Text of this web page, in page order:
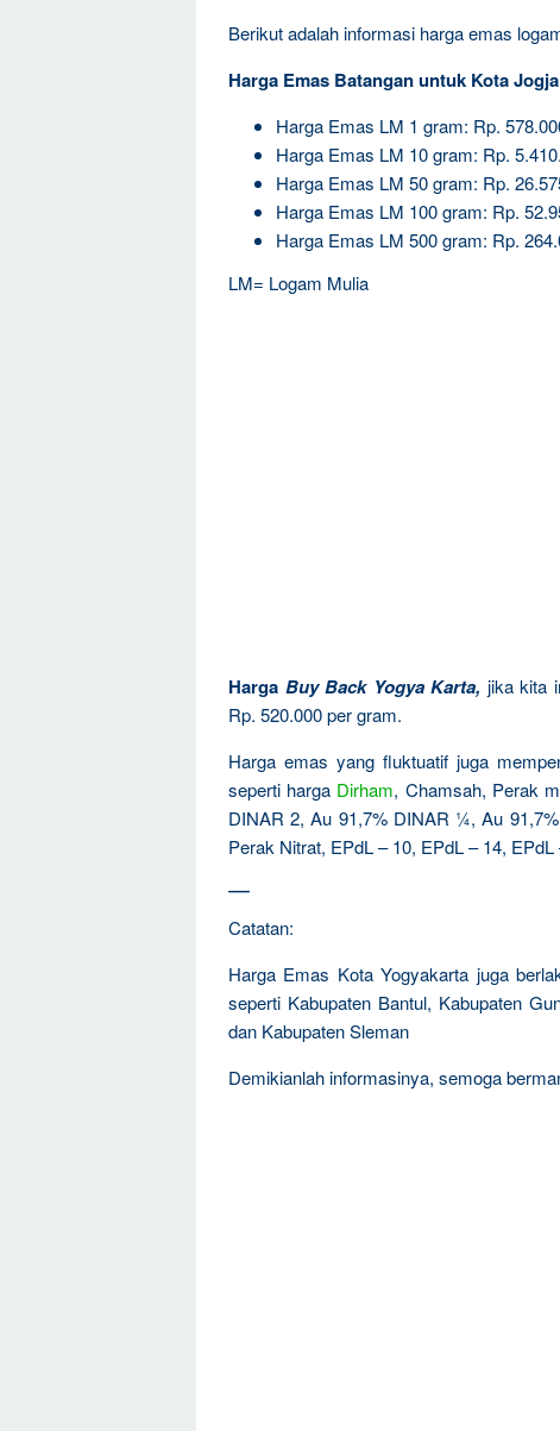
Berikut adalah informasi harga emas
Harga Emas Batangan untuk Kota
Harga Emas LM 1 gram: Rp.
Harga Emas LM 10 gram: Rp.
Harga Emas LM 50 gram: Rp.
Harga Emas LM 100 gram: Rp.
Harga Emas LM 500 gram: Rp.
LM= Logam Mulia
Harga Buy Back Yogya Karta, jika kita
Rp. 520.000 per gram.
Harga emas yang fluktuatif juga
seperti harga Dirham, Chamsah, Perak
DINAR 2, Au 91,7% DINAR ¼, Au
Perak Nitrat, EPdL – 10, EPdL – 14,
—
Catatan:
Harga Emas Kota Yogyakarta juga
seperti Kabupaten Bantul, Kabupaten
dan Kabupaten Sleman
Demikianlah informasinya, semoga